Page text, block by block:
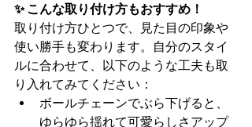
✨ こんな取り付け方もおすすめ！
取り付け方ひとつで、見た目の印象や
使い勝手も変わります。自分のスタイ
ルに合わせて、以下のような工夫も取
り入れてみてください：
ボールチェーンでぶら下げると、
ゆらゆら揺れて可愛らしさアップ